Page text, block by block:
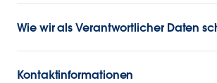
Wie wir als Verantwortlicher Daten
Kontaktinformationen